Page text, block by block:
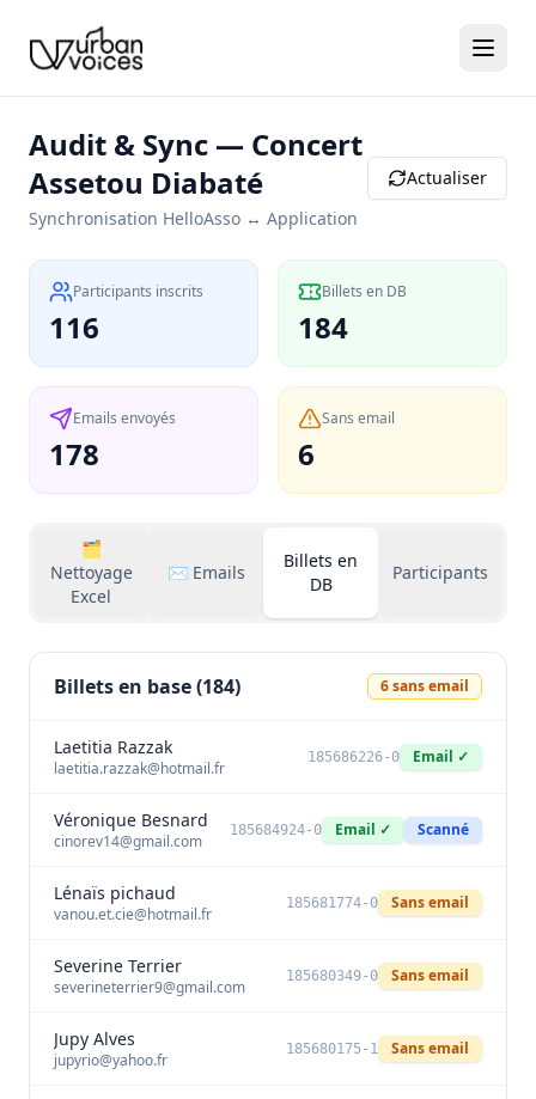
Audit & Sync — Concert
Assetou Diabaté
Synchronisation HelloAsso ↔ Application
Actualiser
Participants inscrits
116
Billets en DB
184
Emails envoyés
178
Sans email
6
🗂️
Nettoyage
Excel
✉️ Emails
Billets en
DB
Participants
Billets en base (184) 6sans email
Laetitia Razzak
laetitia.razzak@hotmail.fr
185686226-0 Email ✓
Véronique Besnard
cinorev14@gmail.com
185684924-0 Email ✓ Scanné
Lénaïs pichaud
vanou.et.cie@hotmail.fr
185681774-0 Sans email
Severine Terrier
severineterrier9@gmail.com
185680349-0 Sans email
Jupy Alves
jupyrio@yahoo.fr
185680175-1 Sans email